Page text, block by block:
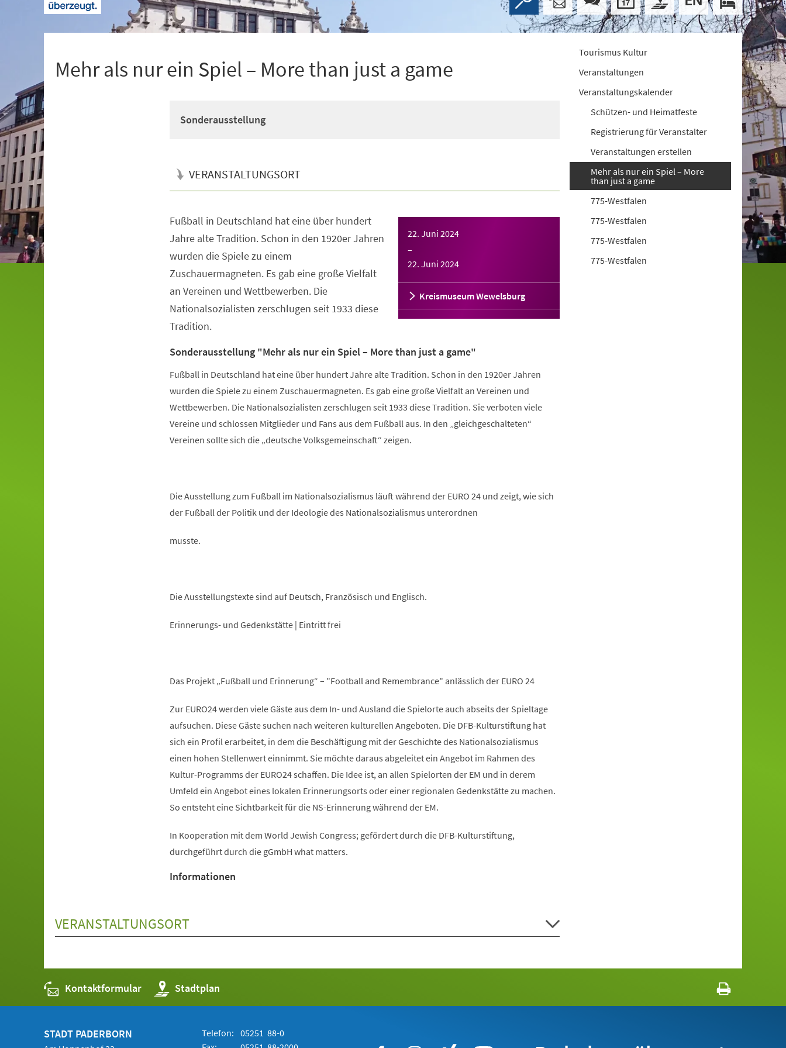
Mehr als nur ein Spiel – More than just a game
Sonderausstellung
VERANSTALTUNGSORT
22. Juni 2024
–
22. Juni 2024
Kreismuseum Wewelsburg
Fußball in Deutschland hat eine über hundert
Jahre alte Tradition. Schon in den 1920er Jahren
wurden die Spiele zu einem
Zuschauermagneten. Es gab eine große Vielfalt
an Vereinen und Wettbewerben. Die
Nationalsozialisten zerschlugen seit 1933 diese
Tradition.
Sonderausstellung "Mehr als nur ein Spiel – More than just a game"
Fußball in Deutschland hat eine über hundert Jahre alte Tradition. Schon in den 1920er Jahren
wurden die Spiele zu einem Zuschauermagneten. Es gab eine große Vielfalt an Vereinen und
Wettbewerben. Die Nationalsozialisten zerschlugen seit 1933 diese Tradition. Sie verboten viele
Vereine und schlossen Mitglieder und Fans aus dem Fußball aus. In den „gleichgeschalteten“
Vereinen sollte sich die „deutsche Volksgemeinschaft“ zeigen.
Die Ausstellung zum Fußball im Nationalsozialismus läuft während der EURO 24 und zeigt, wie sich
der Fußball der Politik und der Ideologie des Nationalsozialismus unterordnen
musste.
Die Ausstellungstexte sind auf Deutsch, Französisch und Englisch.
Erinnerungs- und Gedenkstätte | Eintritt frei
Das Projekt „Fußball und Erinnerung“ – "Football and Remembrance" anlässlich der EURO 24
Zur EURO24 werden viele Gäste aus dem In- und Ausland die Spielorte auch abseits der Spieltage
aufsuchen. Diese Gäste suchen nach weiteren kulturellen Angeboten. Die DFB-Kulturstiftung hat
sich ein Profil erarbeitet, in dem die Beschäftigung mit der Geschichte des Nationalsozialismus
einen hohen Stellenwert einnimmt. Sie möchte daraus abgeleitet ein Angebot im Rahmen des
Kultur-Programms der EURO24 schaffen. Die Idee ist, an allen Spielorten der EM und in derem
Umfeld ein Angebot eines lokalen Erinnerungsorts oder einer regionalen Gedenkstätte zu machen.
So entsteht eine Sichtbarkeit für die NS-Erinnerung während der EM.
In Kooperation mit dem World Jewish Congress; gefördert durch die DFB-Kulturstiftung,
durchgeführt durch die gGmbH what matters.
Informationen
VERANSTALTUNGSORT
Tourismus Kultur
Veranstaltungen
Veranstaltungskalender
Schützen- und Heimatfeste
Registrierung für Veranstalter
Veranstaltungen erstellen
Mehr als nur ein Spiel – More
than just a game
775-Westfalen
775-Westfalen
775-Westfalen
775-Westfalen
Kontaktformular Stadtplan
(Öffnet
in
einem
STADT PADERBORN Telefon: 05251 88-0